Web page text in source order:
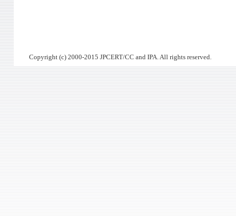
Copyright (c) 2000-2015 JPCERT/CC and IPA. All rights reserved.